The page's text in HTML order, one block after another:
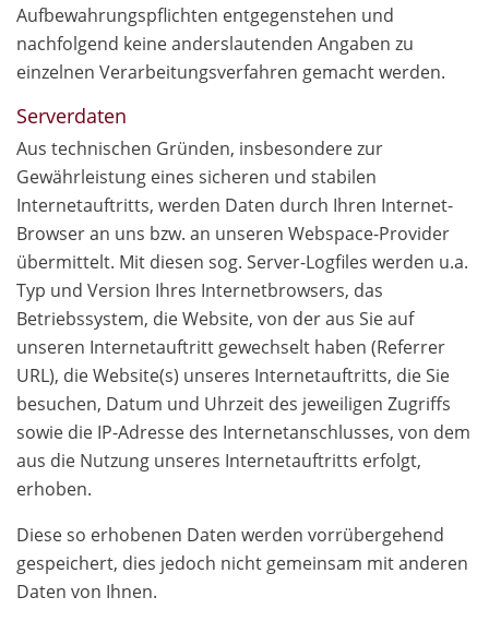
Aufbewahrungspflichten entgegenstehen und
nachfolgend keine anderslautenden Angaben zu
einzelnen Verarbeitungsverfahren gemacht werden.
Serverdaten
Aus technischen Gründen, insbesondere zur
Gewährleistung eines sicheren und stabilen
Internetauftritts, werden Daten durch Ihren Internet-
Browser an uns bzw. an unseren Webspace-Provider
übermittelt. Mit diesen sog. Server-Logfiles werden u.a.
Typ und Version Ihres Internetbrowsers, das
Betriebssystem, die Website, von der aus Sie auf
unseren Internetauftritt gewechselt haben (Referrer
URL), die Website(s) unseres Internetauftritts, die Sie
besuchen, Datum und Uhrzeit des jeweiligen Zugriffs
sowie die IP-Adresse des Internetanschlusses, von dem
aus die Nutzung unseres Internetauftritts erfolgt,
erhoben.
Diese so erhobenen Daten werden vorrübergehend
gespeichert, dies jedoch nicht gemeinsam mit anderen
Daten von Ihnen.